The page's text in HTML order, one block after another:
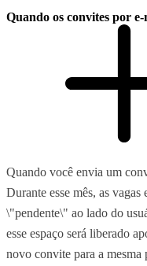
Quando os convites por
Quando você envia um
Durante esse mês, as
\"pendente\" ao lado do
esse espaço será liberado
novo convite para a mesma